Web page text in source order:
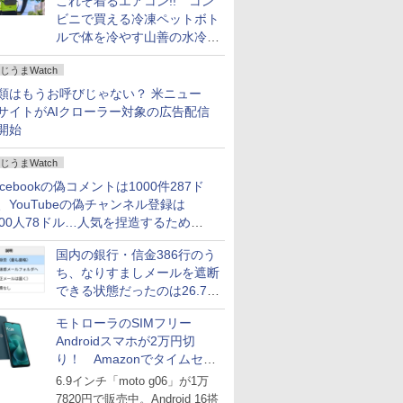
ビニで買える冷凍ペットボト
ルで体を冷やす山善の水冷ベ
ストがロードバイクにちょう
どいい【ぼっち・ざ・ろー
ど！その14】
うまWatch
はもうお呼びじゃない？ 米ニュー
イトがAIクローラー対象の広告配信
始
うまWatch
の偽コメントは1000件287ド
YouTubeの偽チャンネル登録は
人78ドル…人気を捏造するための
リストが公開中
国内の銀行・信金386行のう
ち、なりすましメールを遮断
できる状態だったのは26.7％
にとどまる～GMOブランド
セキュリティ調査
モトローラのSIMフリー
Androidスマホが2万円切
り！ Amazonでタイムセー
ル
6.9インチ「moto g06」が1万
7820円で販売中。Android 16搭